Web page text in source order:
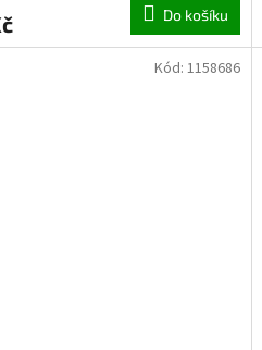
Do košíku
Kód: 1158686